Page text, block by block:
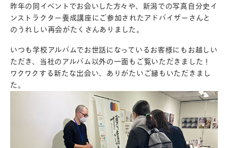
昨年の同イベントでお会いした方々や、新潟での写真自分史イ
ンストラクター養成講座にご参加されたアドバイザーさんと
のうれしい再会がたくさんありました。
いつも学校アルバムでお世話になっているお客様にもお越しい
ただき、当社のアルバム以外の一面もご覧いただきました！
ワクワクする新たな出会い、ありがたいご縁もいただきまし
た。